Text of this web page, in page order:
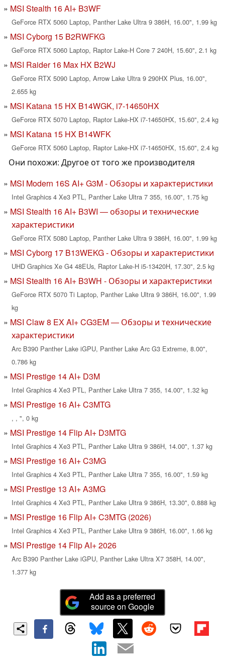
MSI Stealth 16 AI+ B3WF
GeForce RTX 5060 Laptop, Panther Lake Ultra 9 386H, 16.00", 1.99 kg
MSI Cyborg 15 B2RWFKG
GeForce RTX 5060 Laptop, Raptor Lake-H Core 7 240H, 15.60", 2.1 kg
MSI Raider 16 Max HX B2WJ
GeForce RTX 5090 Laptop, Arrow Lake Ultra 9 290HX Plus, 16.00",
2.655 kg
MSI Katana 15 HX B14WGK, i7-14650HX
GeForce RTX 5070 Laptop, Raptor Lake-HX i7-14650HX, 15.60", 2.4 kg
MSI Katana 15 HX B14WFK
GeForce RTX 5060 Laptop, Raptor Lake-HX i7-14650HX, 15.60", 2.4 kg
Они похожи: Другое от того же производителя
MSI Modern 16S AI+ G3M - Обзоры и характеристики
Intel Graphics 4 Xe3 PTL, Panther Lake Ultra 7 355, 16.00", 1.75 kg
MSI Stealth 16 AI+ B3WI — обзоры и технические
характеристики
GeForce RTX 5080 Laptop, Panther Lake Ultra 9 386H, 16.00", 1.99 kg
MSI Cyborg 17 B13WEKG - Обзоры и характеристики
UHD Graphics Xe G4 48EUs, Raptor Lake-H i5-13420H, 17.30", 2.5 kg
MSI Stealth 16 AI+ B3WH - Обзоры и характеристики
GeForce RTX 5070 Ti Laptop, Panther Lake Ultra 9 386H, 16.00", 1.99
kg
MSI Claw 8 EX AI+ CG3EM — Обзоры и технические
характеристики
Arc B390 Panther Lake iGPU, Panther Lake Arc G3 Extreme, 8.00",
0.786 kg
MSI Prestige 14 AI+ D3M
Intel Graphics 4 Xe3 PTL, Panther Lake Ultra 7 355, 14.00", 1.32 kg
MSI Prestige 16 AI+ C3MTG
, , ", 0 kg
MSI Prestige 14 Flip AI+ D3MTG
Intel Graphics 4 Xe3 PTL, Panther Lake Ultra 9 386H, 14.00", 1.37 kg
MSI Prestige 16 AI+ C3MG
Intel Graphics 4 Xe3 PTL, Panther Lake Ultra 7 355, 16.00", 1.59 kg
MSI Prestige 13 AI+ A3MG
Intel Graphics 4 Xe3 PTL, Panther Lake Ultra 9 386H, 13.30", 0.888 kg
MSI Prestige 16 Flip AI+ C3MTG (2026)
Intel Graphics 4 Xe3 PTL, Panther Lake Ultra 9 386H, 16.00", 1.66 kg
MSI Prestige 14 Flip AI+ 2026
Arc B390 Panther Lake iGPU, Panther Lake Ultra X7 358H, 14.00",
1.377 kg
Add as a preferred
source on Google